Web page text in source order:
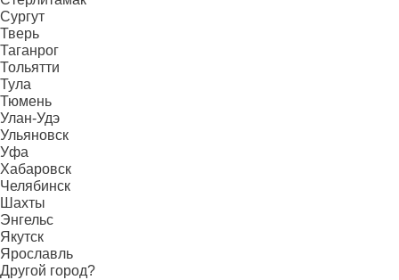
Сургут
Тверь
Таганрог
Тольятти
Тула
Тюмень
Улан-Удэ
Ульяновск
Уфа
Хабаровск
Челябинск
Шахты
Энгельс
Якутск
Ярославль
Другой город?